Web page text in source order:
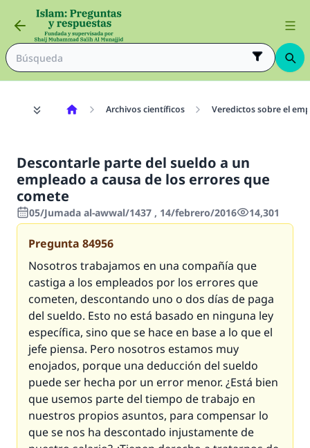
Archivos científicos Veredictos sobre el
Descontarle parte del sueldo a un
empleado a causa de los errores que
comete
05/Jumada al-awwal/1437 , 14/febrero/2016 14,301
Pregunta 84956
Nosotros trabajamos en una compañía que
castiga a los empleados por los errores que
cometen, descontando uno o dos días de paga
del sueldo. Esto no está basado en ninguna ley
específica, sino que se hace en base a lo que el
jefe piensa. Pero nosotros estamos muy
enojados, porque una deducción del sueldo
puede ser hecha por un error menor. ¿Está bien
que usemos parte del tiempo de trabajo en
nuestros propios asuntos, para compensar lo
que se nos ha descontado injustamente de